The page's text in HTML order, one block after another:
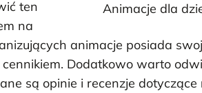
Animacje dla
ten
na
animacje posiada
Dodatkowo warto
są opinie i recenzje